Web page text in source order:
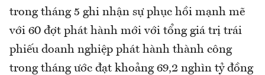
trong tháng 5 ghi nhận sự phục hồi mạnh mẽ
với 60 đợt phát hành mới với tổng giá trị trái
phiếu doanh nghiệp phát hành thành công
trong tháng ước đạt khoảng 69,2 nghìn tỷ đồng